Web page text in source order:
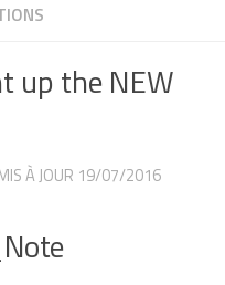
up the NEW
À JOUR 19/07/2016